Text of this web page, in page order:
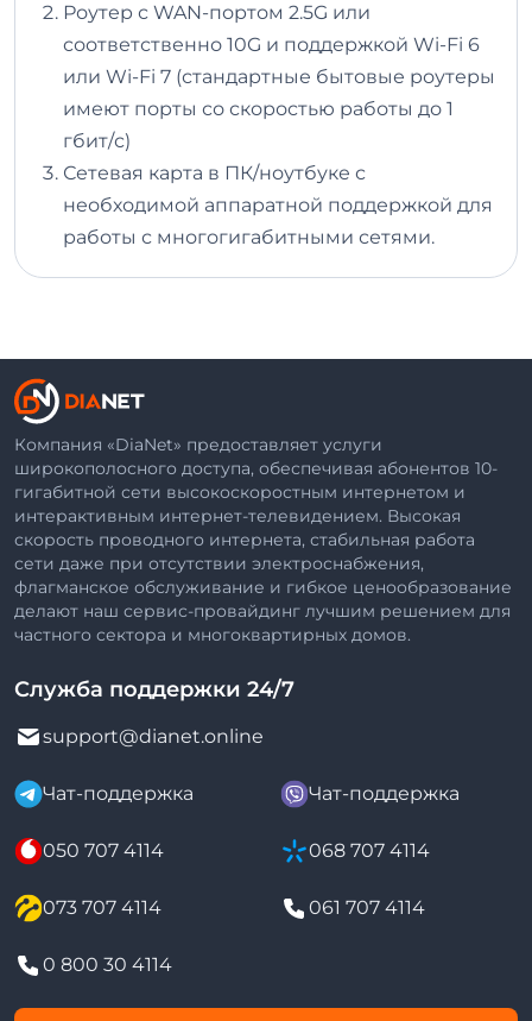
Роутер с WAN-портом 2.5G или
соответственно 10G и поддержкой Wi-Fi 6
или Wi-Fi 7 (стандартные бытовые роутеры
имеют порты со скоростью работы до 1
гбит/с)
Сетевая карта в ПК/ноутбуке с
необходимой аппаратной поддержкой для
работы с многогигабитными сетями.
Компания «DiaNet» предоставляет услуги
широкополосного доступа, обеспечивая абонентов 10-
гигабитной сети высокоскоростным интернетом и
интерактивным интернет-телевидением. Высокая
скорость проводного интернета, стабильная работа
сети даже при отсутствии электроснабжения,
флагманское обслуживание и гибкое ценообразование
делают наш сервис-провайдинг лучшим решением для
частного сектора и многоквартирных домов.
Служба поддержки 24/7
support@dianet.online
Чат-поддержка Чат-поддержка
050 707 4114 068 707 4114
073 707 4114 061 707 4114
0 800 30 4114